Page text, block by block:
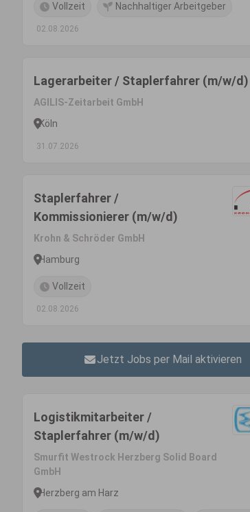
Vollzeit Nachhaltiger Arbeitgeber
02.08.2026
Lagerarbeiter / Staplerfahrer (m/w/d)
AGILIS-Zeitarbeit GmbH
Köln
31.07.2026
Staplerfahrer /
Kommissionierer (m/w/d)
Krohn & Schröder GmbH
Hamburg
Vollzeit
02.08.2026
Jetzt Jobs per Mail aktivieren
Logistikmitarbeiter /
Staplerfahrer (m/w/d)
Smurfit Westrock Herzberg Solid Board
GmbH
Herzberg am Harz